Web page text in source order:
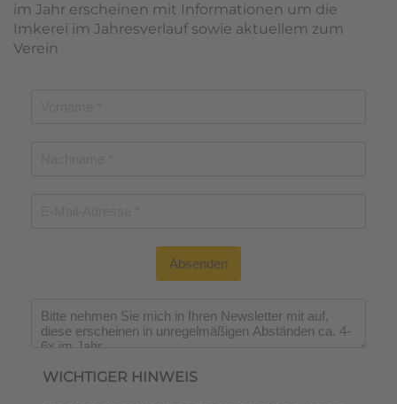
im Jahr erscheinen mit Informationen um die
Imkerei im Jahresverlauf sowie aktuellem zum
Verein
Absenden
Wichtiger Hinweis*
WICHTIGER HINWEIS